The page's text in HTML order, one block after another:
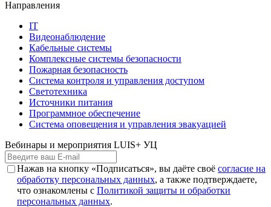
Направления
IT
Видеонаблюдение
Кабельные системы
Комплексные системы безопасности
Пожарная безопасность
Система контроля и управления доступом
Светотехника
Источники питания
Программное обеспечение
Система оповещения и управления эвакуацией
Вебинары и мероприятия LUIS+ УЦ
Нажав на кнопку «Подписаться», вы даёте своё согласие на
обработку персональных данных, а также подтверждаете,
что ознакомлены с Политикой защиты и обработки
персональных данных.